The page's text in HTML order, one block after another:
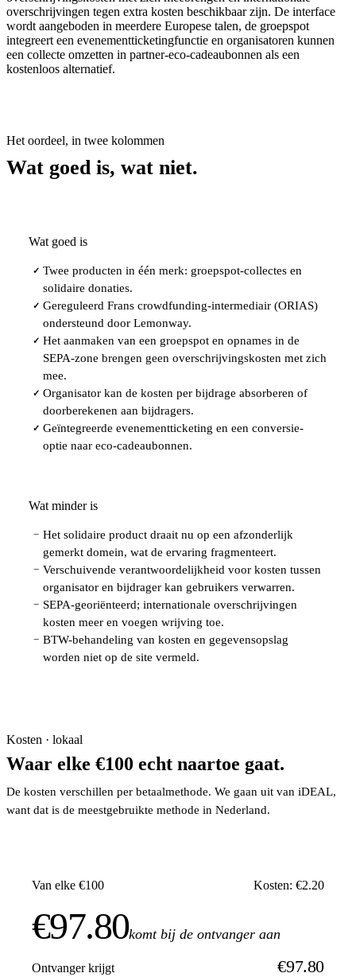
overschrijvingen tegen extra kosten beschikbaar zijn. De interface
wordt aangeboden in meerdere Europese talen, de groepspot
integreert een evenementticketingfunctie en organisatoren kunnen
een collecte omzetten in partner-eco-cadeaubonnen als een
kostenloos alternatief.
Het oordeel, in twee kolommen
Wat goed is, wat niet.
Wat goed is
✓ Twee producten in één merk: groepspot-collectes en
solidaire donaties.
✓ Gereguleerd Frans crowdfunding-intermediair (ORIAS)
ondersteund door Lemonway.
✓ Het aanmaken van een groepspot en opnames in de
SEPA-zone brengen geen overschrijvingskosten met zich
mee.
✓ Organisator kan de kosten per bijdrage absorberen of
doorberekenen aan bijdragers.
✓ Geïntegreerde evenementticketing en een conversie-
optie naar eco-cadeaubonnen.
Wat minder is
− Het solidaire product draait nu op een afzonderlijk
gemerkt domein, wat de ervaring fragmenteert.
− Verschuivende verantwoordelijkheid voor kosten tussen
organisator en bijdrager kan gebruikers verwarren.
− SEPA-georiënteerd; internationale overschrijvingen
kosten meer en voegen wrijving toe.
− BTW-behandeling van kosten en gegevensopslag
worden niet op de site vermeld.
Kosten · lokaal
Waar elke €100 echt naartoe gaat.
De kosten verschillen per betaalmethode. We gaan uit van iDEAL,
want dat is de meestgebruikte methode in Nederland.
Van elke €100 Kosten: €2.20
€97.80komt bij de ontvanger aan
Ontvanger krijgt €97.80